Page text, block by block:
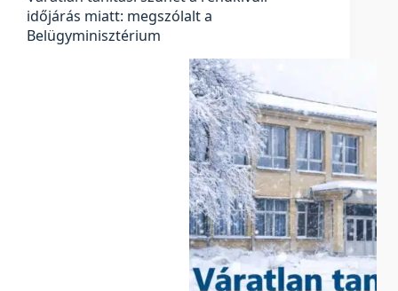
időjárás miatt: megszólalt a
Belügyminisztérium